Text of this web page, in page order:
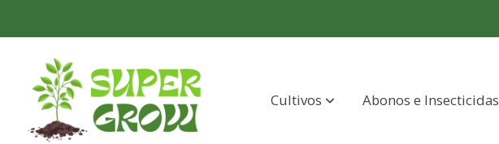
Cultivos Abonos e Insecticidas